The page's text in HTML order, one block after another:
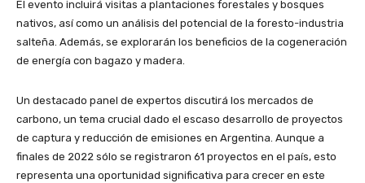
El evento incluirá visitas a plantaciones forestales y bosques
nativos, así como un análisis del potencial de la foresto-industria
salteña. Además, se explorarán los beneficios de la cogeneración
de energía con bagazo y madera.
Un destacado panel de expertos discutirá los mercados de
carbono, un tema crucial dado el escaso desarrollo de proyectos
de captura y reducción de emisiones en Argentina. Aunque a
finales de 2022 sólo se registraron 61 proyectos en el país, esto
representa una oportunidad significativa para crecer en este